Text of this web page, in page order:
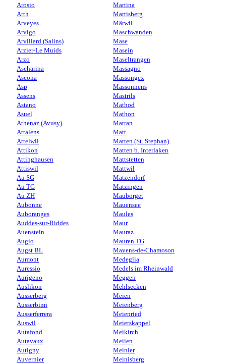
Arosio
Arth
Arveyes
Arvigo
Arvillard (Salins)
Arzier-Le Muids
Arzo
Ascharina
Ascona
Asp
Assens
Astano
Asuel
Athenaz (Avusy)
Attalens
Attelwil
Attikon
Attinghausen
Attiswil
Au SG
Au TG
Au ZH
Aubonne
Auboranges
Auddes-sur-Riddes
Auenstein
Augio
Augst BL
Aumont
Auressio
Aurigeno
Auslikon
Ausserberg
Ausserbinn
Ausserferrera
Auswil
Autafond
Autavaux
Autigny
Auvernier
Martina
Martisberg
Märwil
Maschwanden
Mase
Masein
Maseltrangen
Massagno
Massongex
Massonnens
Mastrils
Mathod
Mathon
Matran
Matt
Matten (St. Stephan)
Matten b. Interlaken
Mattstetten
Mattwil
Matzendorf
Matzingen
Mauborget
Mauensee
Maules
Maur
Mauraz
Mauren TG
Mayens-de-Chamoson
Medeglia
Medels im Rheinwald
Meggen
Mehlsecken
Meien
Meienberg
Meienried
Meierskappel
Meikirch
Meilen
Meinier
Meinisberg